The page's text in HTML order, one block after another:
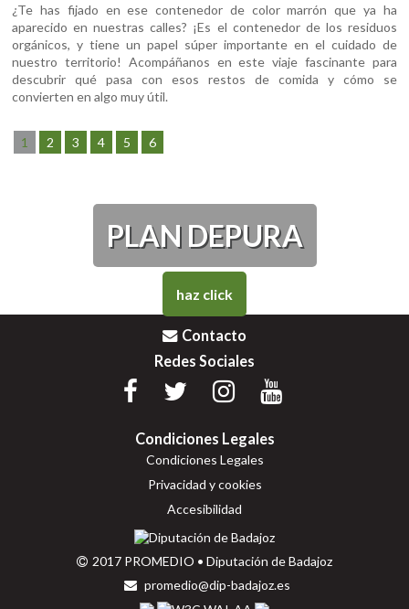
¿Te has fijado en ese contenedor de color marrón que ya ha
aparecido en nuestras calles? ¡Es el contenedor de los residuos
orgánicos, y tiene un papel súper importante en el cuidado de
nuestro territorio! Acompáñanos en este viaje fascinante para
descubrir qué pasa con esos restos de comida y cómo se
convierten en algo muy útil.
1 2 3 4 5 6
PLAN DEPURA
haz click
Contacto
Redes Sociales
Condiciones Legales
Condiciones Legales
Privacidad y cookies
Accesibilidad
2017 PROMEDIO • Diputación de Badajoz
promedio@dip-badajoz.es